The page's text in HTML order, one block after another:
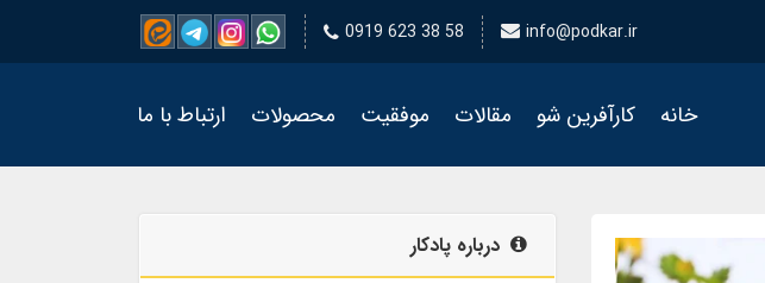
0919 623 38 58 info@podkar.ir
خانه کارآفرین شو مقالات موفقیت محصولات ارتباط با ما
درباره پادکار